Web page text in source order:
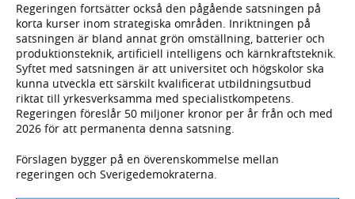
Regeringen fortsätter också den pågående satsningen på
korta kurser inom strategiska områden. Inriktningen på
satsningen är bland annat grön omställning, batterier och
produktionsteknik, artificiell intelligens och kärnkraftsteknik.
Syftet med satsningen är att universitet och högskolor ska
kunna utveckla ett särskilt kvalificerat utbildningsutbud
riktat till yrkesverksamma med specialistkompetens.
Regeringen föreslår 50 miljoner kronor per år från och med
2026 för att permanenta denna satsning.
Förslagen bygger på en överenskommelse mellan
regeringen och Sverigedemokraterna.